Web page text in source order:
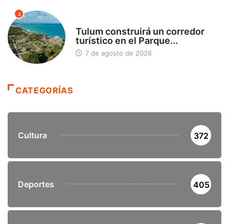
4
Tulum construirá un corredor
turístico en el Parque...
7 de agosto de 2026
CATEGORÍAS
Cultura 372
Deportes 405